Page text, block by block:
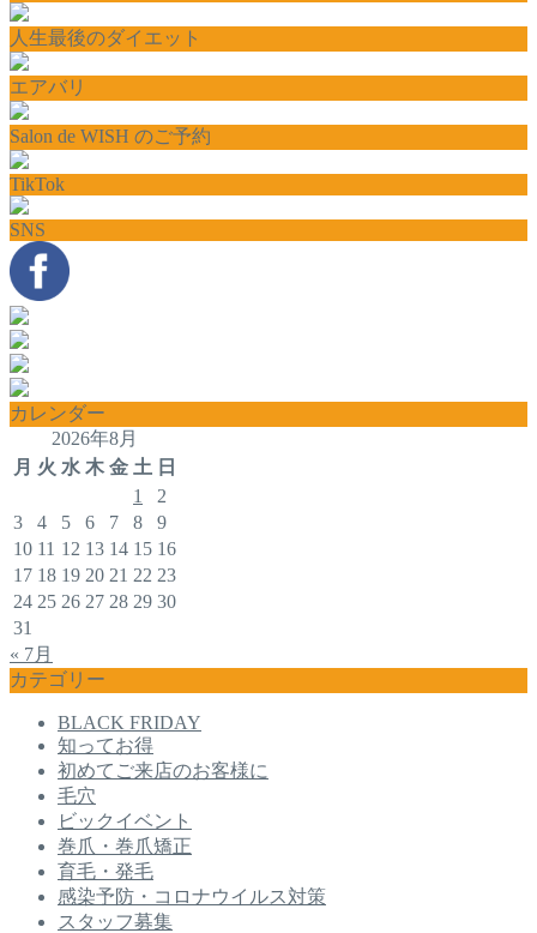
人生最後のダイエット
エアバリ
Salon de WISH のご予約
TikTok
SNS
カレンダー
2026年8月
月 火 水 木 金 土 日
1
2
3
4 5 6 7 8
9
10 11 12 13 14 15 16
17 18 19 20 21 22 23
24 25 26 27 28 29 30
31
« 7月
カテゴリー
BLACK FRIDAY
知ってお得
初めてご来店のお客様に
毛穴
ビックイベント
巻爪・巻爪矯正
育毛・発毛
感染予防・コロナウイルス対策
スタッフ募集